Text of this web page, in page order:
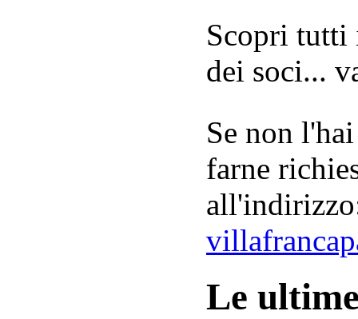
Scopri tutti
dei soci...
Se non
farne
Le